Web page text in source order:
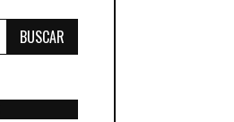
BUSCAR